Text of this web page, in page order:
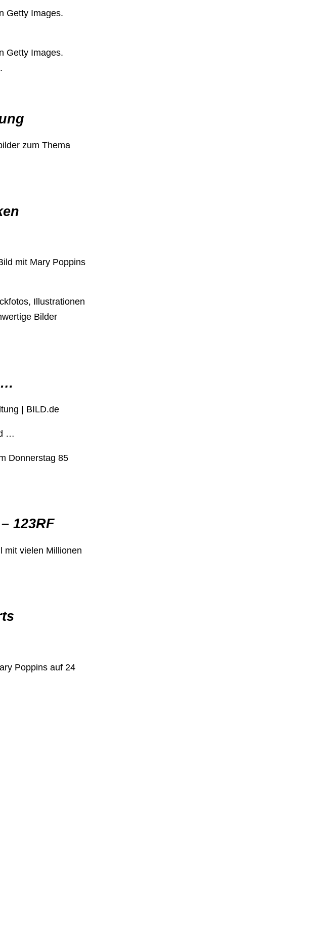
Getty Images.
Getty Images.
zum Thema
mit Mary Poppins
Illustrationen
Bilder
…
| BILD.de
…
Donnerstag 85
123RF
mit vielen Millionen
Poppins auf 24